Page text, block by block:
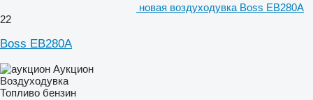
новая воздуходувка Boss EB280A
22
Boss EB280A
Аукцион
Воздуходувка
Топливо бензин